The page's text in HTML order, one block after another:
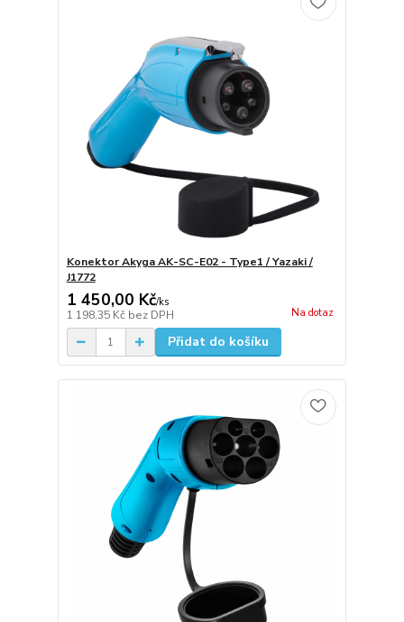
Konektor Akyga AK-SC-E02 - Type1 / Yazaki /
J1772
1 450,00 Kč/ks
1 198,35 Kč bez DPH Na dotaz
Přidat do košíku